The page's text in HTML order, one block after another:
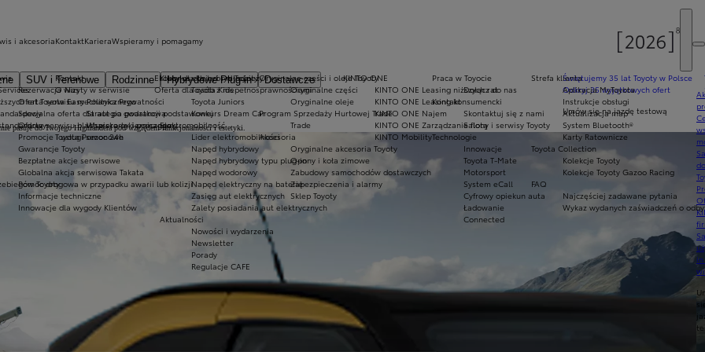
SUV i Terenowe Rodzinne Hybrydowe Plug-in
Dostawcze
Ekobonus dla hybryd Toyoty
Oferta dla osób z niepełnosprawnościami
Świętujemy 35 lat Toyoty w Polsce
Odkryj 35 wyjątkowych ofert
Umów się na jazdę testową
Toyoty
Kluby dla dzieci i młodzieży
Toyota Kids
Toyota Juniors
Konkurs Dream Car
Elektromobilność
Lider elektromobilności
Napęd hybrydowy
Napęd hybrydowy typu plug-in
Napęd wodorowy
Napęd elektryczny na baterię
Zasięg aut elektrycznych
Zalety posiadania aut elektrycznych
Aktualności
Nowości i wydarzenia
Newsletter
Porady
Regulacje CAFE
Praca w Toyocie
Dołącz do nas
Kontakt
Skontaktuj się z nami
Salony i serwisy Toyoty
Technologie
Innowacje
Toyota T-Mate
Motorsport
System eCall
Cyfrowy opiekun auta
Ładowanie
Connected
rat Toyota Easy
KINTO ONE
KINTO ONE Leasing niższych rat
KINTO ONE Leasing konsumencki
KINTO ONE Najem
KINTO ONE Zarządzanie flotą
KINTO Mobility
i akcesoria
Rezerwacja wizyty w serwisie
Oferta serwisu mechanicznego
Specjalna oferta dla aut po gwarancji podstawowej
Oferta serwisu blacharsko-lakierniczego
Promocje i usługi sezonowe
Gwarancje Toyoty
Bezpłatne akcje serwisowe
Globalna akcja serwisowa Takata
Pomoc drogowa w przypadku awarii lub kolizji
Informacje techniczne
Innowacje dla wygody Klientów
Oryginalne części i oleje Toyoty
Oryginalne części
Oryginalne oleje
Program Sprzedaży Hurtowej Trade
Trade
Akcesoria
Oryginalne akcesoria Toyoty
Opony i koła zimowe
Zabudowy samochodów dostawczych
Zabezpieczenia i alarmy
Sklep Toyoty
Strefa klienta
Aplikacja MyToyota
Instrukcje obsługi
Aktualizacja map
System Bluetooth®
Karty Ratownicze
Toyota Collection
Kolekcje Toyoty
Kolekcje Toyoty Gazoo Racing
FAQ
Najczęściej zadawane pytania
Wykaz wydanych zaświadczeń o
Kontakt
Kontakt
O Nas
Polityka Prywatności
Strategia podatkowa
Wspieramy i pomagamy
Toyota Pomoc 24h
KarieraWspieramy i pomagamy
pasuje do Twojego Highlandera pod względem funkcjonalności i estetyki.